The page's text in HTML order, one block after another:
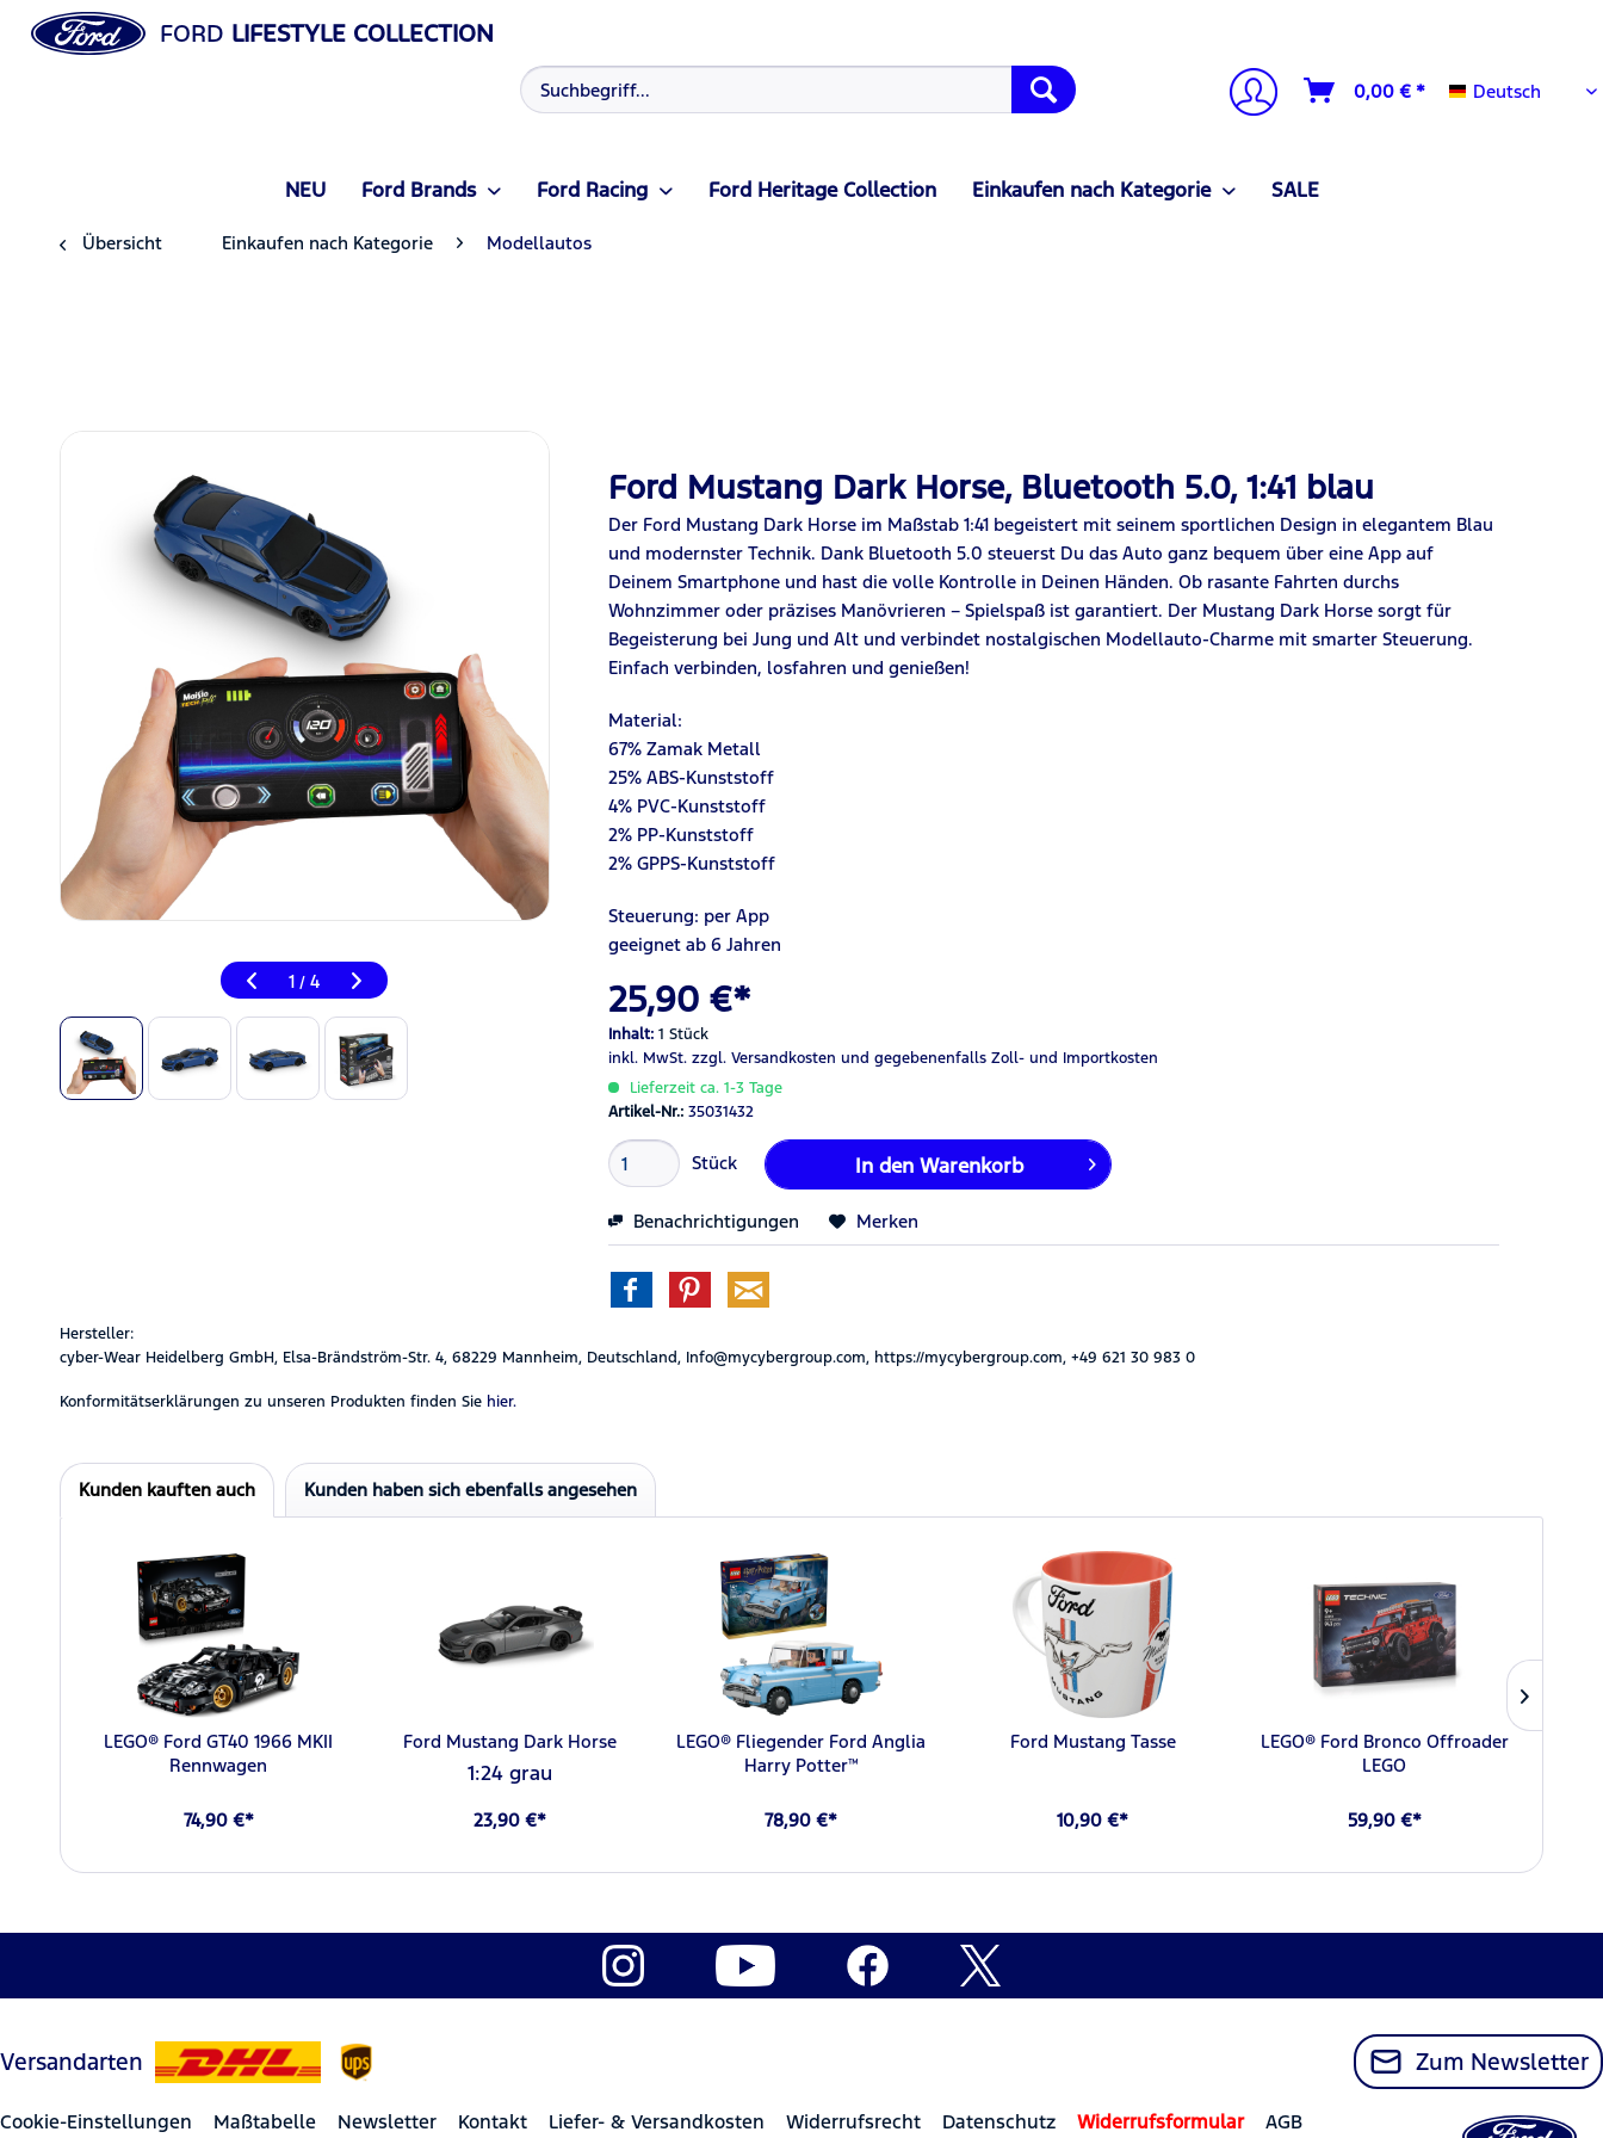
FORD LIFESTYLE COLLECTION
0,00 € * Deutsch
Deutsch
NEU Ford Brands Ford Racing Ford Heritage Collection Einkaufen nach Kategorie SALE
Übersicht Einkaufen nach Kategorie Modellautos
1 / 4
Ford Mustang Dark Horse, Bluetooth 5.0, 1:41 blau
Der Ford Mustang Dark Horse im Maßstab 1:41 begeistert mit seinem sportlichen Design in elegantem Blau
und modernster Technik. Dank Bluetooth 5.0 steuerst Du das Auto ganz bequem über eine App auf
Deinem Smartphone und hast die volle Kontrolle in Deinen Händen. Ob rasante Fahrten durchs
Wohnzimmer oder präzises Manövrieren – Spielspaß ist garantiert. Der Mustang Dark Horse sorgt für
Begeisterung bei Jung und Alt und verbindet nostalgischen Modellauto-Charme mit smarter Steuerung.
Einfach verbinden, losfahren und genießen!
Material:
67% Zamak Metall
25% ABS-Kunststoff
4% PVC-Kunststoff
2% PP-Kunststoff
2% GPPS-Kunststoff
Steuerung: per App
geeignet ab 6 Jahren
25,90 €*
Inhalt:1 Stück
inkl. MwSt.zzgl. Versandkosten und gegebenenfalls Zoll- und Importkosten
Lieferzeit ca. 1-3 Tage
Artikel-Nr.:35031432
Stück In den Warenkorb
Benachrichtigungen Merken
Hersteller:
cyber-Wear Heidelberg GmbH, Elsa-Brändström-Str. 4, 68229 Mannheim, Deutschland, Info@mycybergroup.com, https://mycybergroup.com, +49 621 30 983 0
Konformitätserklärungen zu unseren Produkten finden Sie hier.
Kunden kauften auch Kunden haben sich ebenfalls angesehen
LEGO® Ford GT40 1966 MKII
Rennwagen
74,90 €*
Ford Mustang Dark Horse
1:24 grau
23,90 €*
LEGO® Fliegender Ford Anglia
Harry Potter™
78,90 €*
Ford Mustang Tasse
10,90 €*
LEGO® Ford Bronco Offroader
LEGO
59,90 €*
Versandarten Zum Newsletter
Cookie-Einstellungen Maßtabelle Newsletter Kontakt Liefer- & Versandkosten Widerrufsrecht Datenschutz Widerrufsformular AGB